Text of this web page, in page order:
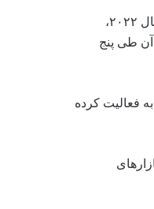
طبق داده‌های رسمی، برنامه «اتصال اوراق قرضه» طی سال‌های اخیر به صورتی پایدار و کارآمد به فعالیت خود ادامه داده است. در پایان سال ۲۰۲۲،
نرخ رشد سالانه آن طی پنج
فعالیت کرده